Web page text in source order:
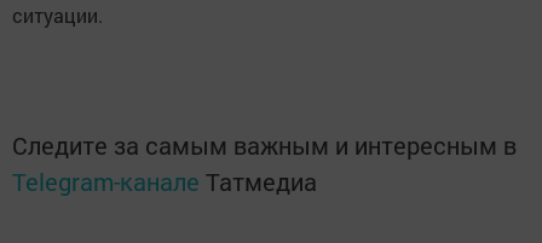
ситуации.
Следите за самым важным и интересным в
Telegram-канале Татмедиа